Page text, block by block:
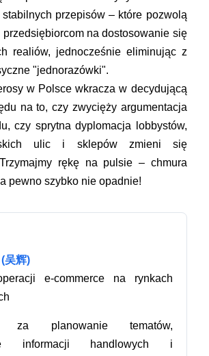
przepisów – które pozwolą
przedsiębiorcom na dostosowanie się
realiów, jednocześnie eliminując z
"jednorazówki".
w Polsce wkracza w decydującą
na to, czy zwycięży argumentacja
czy sprytna dyplomacja lobbystów,
ulic i sklepów zmieni się
rękę na pulsie – chmura
pewno szybko nie opadnie!
吴辉)
e-commerce na rynkach
za planowanie tematów,
informacji handlowych i